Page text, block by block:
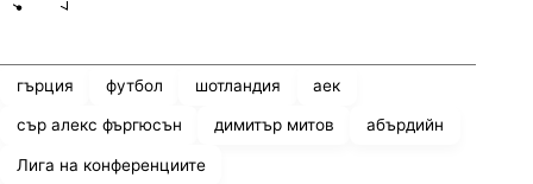
гърция футбол шотландия аек
сър алекс фъргюсън димитър митов абърдийн
Лига на конференциите